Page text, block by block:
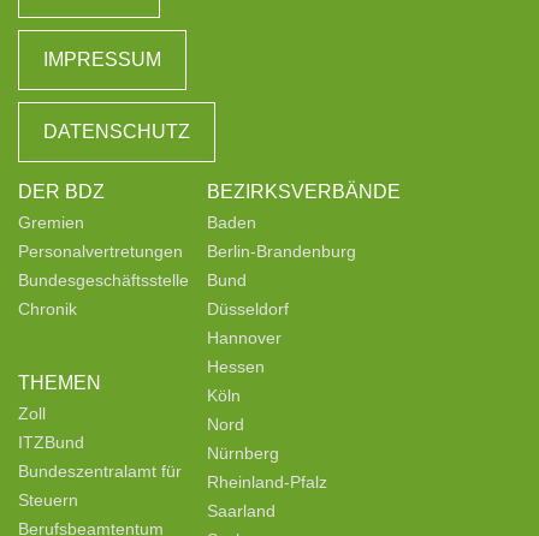
IMPRESSUM
DATENSCHUTZ
DER BDZ
Gremien
Personalvertretungen
Bundesgeschäftsstelle
Chronik
THEMEN
Zoll
ITZBund
Bundeszentralamt für
Steuern
Berufsbeamtentum
BEZIRKSVERBÄNDE
Baden
Berlin-Brandenburg
Bund
Düsseldorf
Hannover
Hessen
Köln
Nord
Nürnberg
Rheinland-Pfalz
Saarland